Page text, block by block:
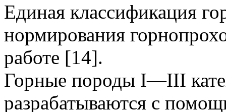
Единая классификация
нормирования
работе [14].
Горные породы I—III
разрабатываются с